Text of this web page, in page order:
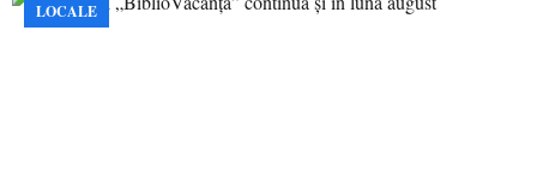
LOCALE